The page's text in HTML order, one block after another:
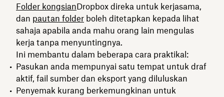
Folder kongsianDropbox direka untuk kerjasama,
dan pautan folder boleh ditetapkan kepada lihat
sahaja apabila anda mahu orang lain mengulas
kerja tanpa menyuntingnya.
Ini membantu dalam beberapa cara praktikal:
Pasukan anda mempunyai satu tempat untuk draf
aktif, fail sumber dan eksport yang diluluskan
Penyemak kurang berkemungkinan untuk